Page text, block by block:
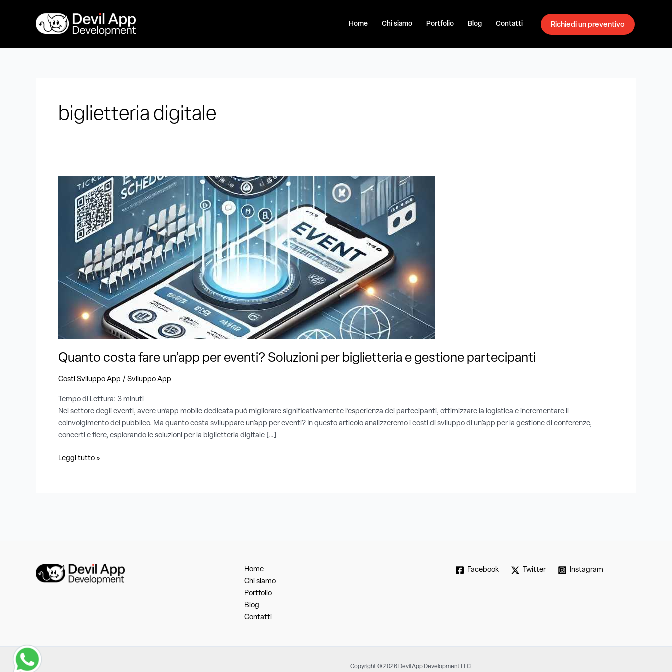
Home Chi siamo Portfolio Blog Contatti Richiedi un preventivo
biglietteria digitale
Quanto costa fare un’app per eventi? Soluzioni per biglietteria e gestione partecipanti
Costi Sviluppo App / Sviluppo App
Tempo di Lettura: 3 minuti
Nel settore degli eventi, avere un’app mobile dedicata può migliorare significativamente l’esperienza dei partecipanti, ottimizzare la logistica e incrementare il
coinvolgimento del pubblico. Ma quanto costa sviluppare un’app per eventi? In questo articolo analizzeremo i costi di sviluppo di un’app per la gestione di conferenze,
concerti e fiere, esplorando le soluzioni per la biglietteria digitale […]
un’app
eventi?
Soluzioni
biglietteria
gestione
partecipanti
Leggi tutto »
Home
Chi siamo
Portfolio
Blog
Contatti
Facebook Twitter Instagram
Copyright © 2026 Devil App Development LLC